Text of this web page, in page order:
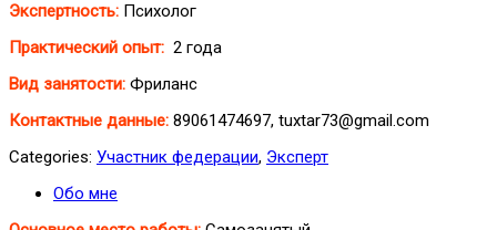
Экспертность: Психолог
Практический опыт: 2 года
Вид занятости: Фриланс
Контактные данные: 89061474697, tuxtar73@gmail.com
Categories: Участник федерации, Эксперт
Обо мне